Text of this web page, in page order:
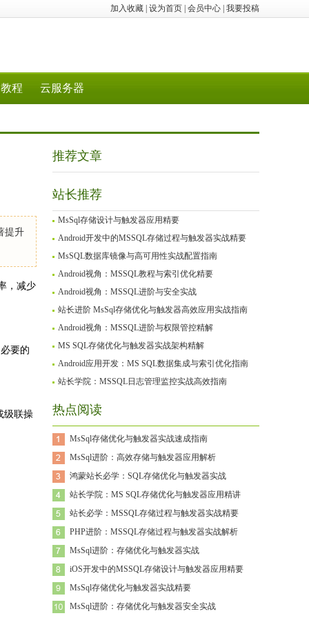
加入收藏 设为首页 会员中心 我要投稿
教程 云服务器
提升
，减少
要的
级联操
推荐文章
站长推荐
MsSql存储设计与触发器应用精要
Android开发中的MSSQL存储过程与触发器实战精要
MsSQL数据库镜像与高可用性实战配置指南
Android视角：MSSQL教程与索引优化精要
Android视角：MSSQL进阶与安全实战
站长进阶 MsSql存储优化与触发器高效应用实战指南
Android视角：MSSQL进阶与权限管控精解
MS SQL存储优化与触发器实战架构精解
Android应用开发：MS SQL数据集成与索引优化指南
站长学院：MSSQL日志管理监控实战高效指南
热点阅读
MsSql存储优化与触发器实战速成指南
MsSql进阶：高效存储与触发器应用解析
鸿蒙站长必学：SQL存储优化与触发器实战
站长学院：MS SQL存储优化与触发器应用精讲
站长必学：MSSQL存储过程与触发器实战精要
PHP进阶：MSSQL存储过程与触发器实战解析
MsSql进阶：存储优化与触发器实战
iOS开发中的MSSQL存储设计与触发器应用精要
MsSql存储优化与触发器实战精要
MsSql进阶：存储优化与触发器安全实战